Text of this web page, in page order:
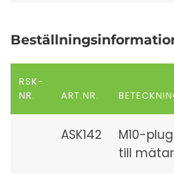
RSK-
NR.
ART.NR.
ASK142
M10-
till